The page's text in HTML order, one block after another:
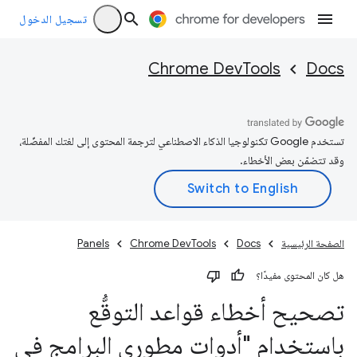
تسجيل الدخول
Docs
Chrome DevTools
تستخدم Google تكنولوجيا الذكاء الاصطناعي لترجمة المحتوى إلى لغتك المفضّلة،
وقد تتضمّن بعض الأخطاء.
الصفحة الرئيسية Docs
Chrome DevTools
Panels
هل كان المحتوى مفيدًا؟
تصحيح أخطاء قواعد التوقُّع
باستخدام "أدوات مطوري البرامج في